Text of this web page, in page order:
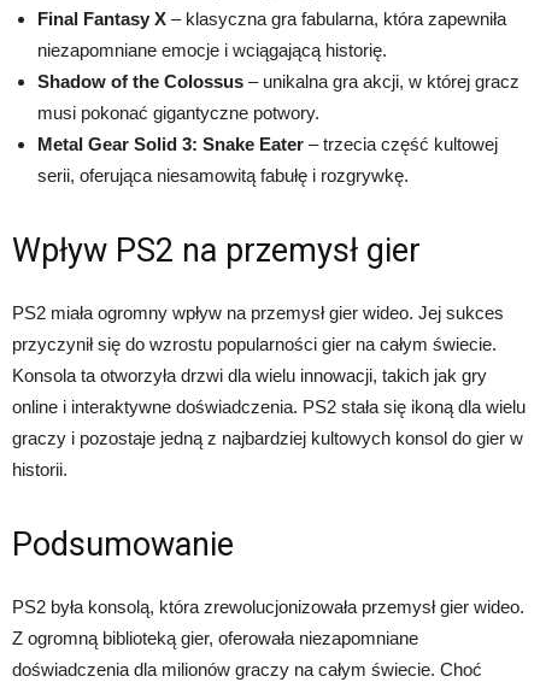
Final Fantasy X – klasyczna gra fabularna, która zapewniła
niezapomniane emocje i wciągającą historię.
Shadow of the Colossus – unikalna gra akcji, w której gracz
musi pokonać gigantyczne potwory.
Metal Gear Solid 3: Snake Eater – trzecia część kultowej
serii, oferująca niesamowitą fabułę i rozgrywkę.
Wpływ PS2 na przemysł gier
PS2 miała ogromny wpływ na przemysł gier wideo. Jej sukces
przyczynił się do wzrostu popularności gier na całym świecie.
Konsola ta otworzyła drzwi dla wielu innowacji, takich jak gry
online i interaktywne doświadczenia. PS2 stała się ikoną dla wielu
graczy i pozostaje jedną z najbardziej kultowych konsol do gier w
historii.
Podsumowanie
PS2 była konsolą, która zrewolucjonizowała przemysł gier wideo.
Z ogromną biblioteką gier, oferowała niezapomniane
doświadczenia dla milionów graczy na całym świecie. Choć